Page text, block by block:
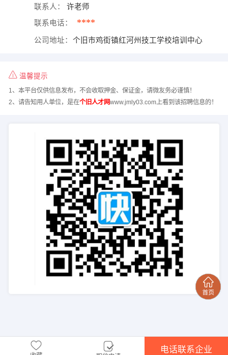
联系人： 许老师
联系电话： ****
公司地址： 个旧市鸡街镇红河州技工学校培训中心
温馨提示
1、本平台仅供信息发布，不会收取押金、保证金，请微友务必谨慎！
2、请告知用人单位，是在个旧人才网www.jmly03.com上看到该招聘信息的！
电话联系企业